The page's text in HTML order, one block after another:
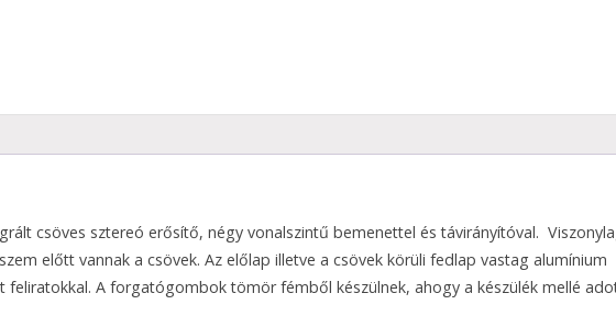
csöves sztereó erősítő, négy vonalszintű bemenettel és távirányítóval.
előtt vannak a csövek. Az előlap illetve a csövek körüli fedlap vastag alumínium
feliratokkal. A forgatógombok tömör fémből készülnek, ahogy a készülék mellé